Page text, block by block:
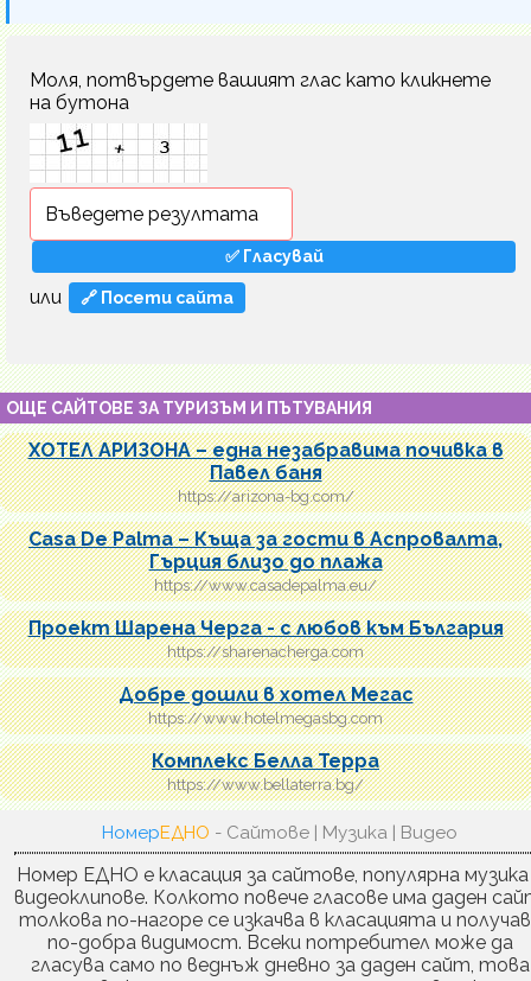
Моля, потвърдете вашият глас като кликнете
на бутона
или 🔗 Посети сайта
ОЩЕ САЙТОВЕ ЗА ТУРИЗЪМ И ПЪТУВАНИЯ
ХОТЕЛ АРИЗОНА – една незабравима почивка в
Павел баня
https://arizona-bg.com/
Casa De Palma – Къща за гости в Аспровалта,
Гърция близо до плажа
https://www.casadepalma.eu/
Проект Шарена Черга - с любов към България
https://sharenacherga.com
Добре дошли в хотел Мегас
https://www.hotelmegasbg.com
Комплекс Белла Терра
https://www.bellaterra.bg/
НомерЕДНО - Сайтове | Музика | Видео
Номер ЕДНО е класация за сайтове, популярна музика
видеоклипове. Колкото повече гласове има даден
толкова по-нагоре се изкачва в класацията и
по-добра видимост. Всеки потребител може да
гласува само по веднъж дневно за даден сайт, това